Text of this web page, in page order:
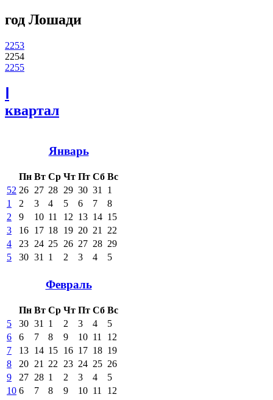
год Лошади
2253
2254
2255
квартал
Январь
Пн Вт Ср Чт Пт Сб Вс
52 26 27 28 29 30 31
1
1
2 3 4 5 6 7
8
2
9 10 11 12 13 14 15
3
16 17 18 19 20 21
22
4
23 24 25 26 27 28 29
5
30 31 1 2 3 4 5
Февраль
Пн Вт Ср Чт Пт Сб Вс
5
30 31 1 2 3 4
5
6
6 7 8 9 10 11
12
7
13 14 15 16 17 18 19
8
20 21 22 23 24 25 26
9
27 28 1 2 3 4
5
10 6 7 8 9 10 11 12